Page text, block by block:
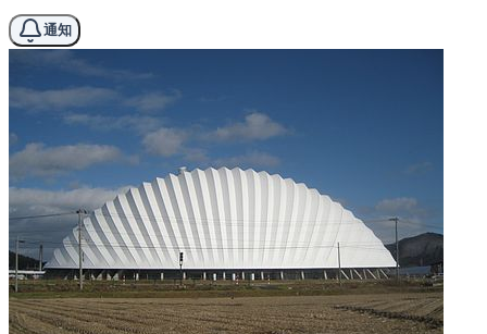
通知